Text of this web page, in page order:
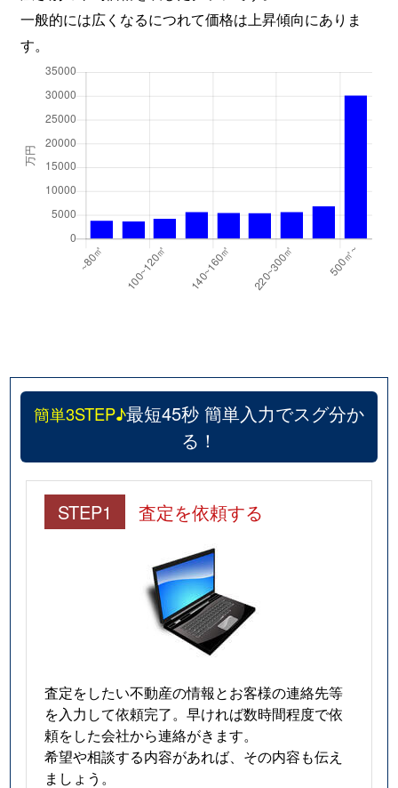
一般的には広くなるにつれて価格は上昇傾向にありま
す。
簡単3STEP♪最短45秒 簡単入力でスグ分か
る！
STEP1 査定を依頼する
査定をしたい不動産の情報とお客様の連絡先等
を入力して依頼完了。早ければ数時間程度で依
頼をした会社から連絡がきます。
希望や相談する内容があれば、その内容も伝え
ましょう。